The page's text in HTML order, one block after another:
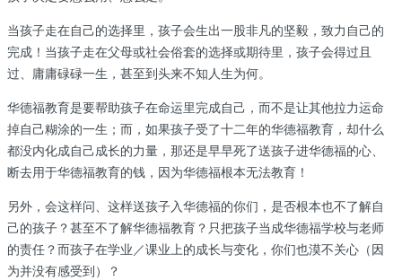
当孩子走在自己的选择里，孩子会生出一股非凡的坚毅，致力自己的
完成！当孩子走在父母或社会俗套的选择或期待里，孩子会得过且
过、庸庸碌碌一生，甚至到头来不知人生为何。
华德福教育是要帮助孩子在命运里完成自己，而不是让其他拉力运命
掉自己糊涂的一生；而，如果孩子受了十二年的华德福教育，却什么
都没内化成自己成长的力量，那还是早早死了送孩子进华德福的心、
断去用于华德福教育的钱，因为华德福根本无法教育！
另外，会这样问、这样送孩子入华德福的你们，是否根本也不了解自
己的孩子？甚至不了解华德福教育？只把孩子当成华德福学校与老师
的责任？而孩子在学业／课业上的成长与变化，你们也漠不关心（因
为并没有感受到）？